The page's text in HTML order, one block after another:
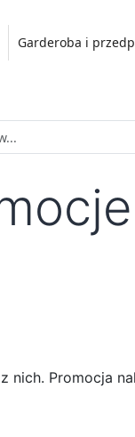
Garderoba i
Promocja